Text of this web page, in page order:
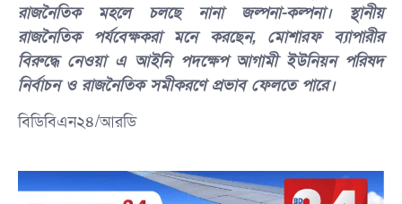
রাজনৈতিক মহলে চলছে নানা জল্পনা-কল্পনা। স্থানীয়
রাজনৈতিক পর্যবেক্ষকরা মনে করছেন, মোশারফ ব্যাপারীর
বিরুদ্ধে নেওয়া এ আইনি পদক্ষেপ আগামী ইউনিয়ন পরিষদ
নির্বাচন ও রাজনৈতিক সমীকরণে প্রভাব ফেলতে পারে।
বিডিবিএন২৪/আরডি